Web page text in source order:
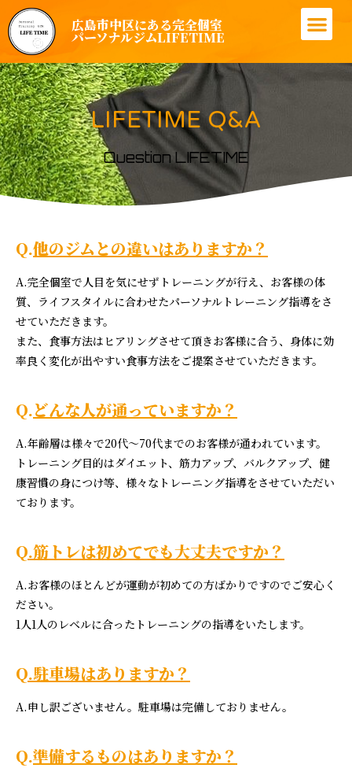
広島市中区にある完全個室
パーソナルジムLIFETIME
LIFETIME Q&A
Question LIFETIME
Q.他のジムとの違いはありますか？
A.完全個室で人目を気にせずトレーニングが行え、お客様の体
質、ライフスタイルに合わせたパーソナルトレーニング指導をさ
せていただきます。
また、食事方法はヒアリングさせて頂きお客様に合う、身体に効
率良く変化が出やすい食事方法をご提案させていただきます。
Q.どんな人が通っていますか？
A.年齢層は様々で20代～70代までのお客様が通われています。
トレーニング目的はダイエット、筋力アップ、バルクアップ、健
康習慣の身につけ等、様々なトレーニング指導をさせていただい
ております。
Q.筋トレは初めてでも大丈夫ですか？
A.お客様のほとんどが運動が初めての方ばかりですのでご安心く
ださい。
1人1人のレベルに合ったトレーニングの指導をいたします。
Q.駐車場はありますか？
A.申し訳ございません。駐車場は完備しておりません。
Q.準備するものはありますか？